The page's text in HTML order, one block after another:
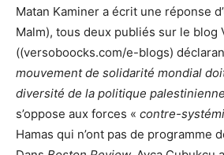
Matan Kaminer a écrit une réponse
Malm), tous deux publiés sur le blog
((versoboocks.com/e-blogs)
mouvement de solidarité mondial
diversité de la politique palestinienne
s’oppose aux forces « contre-
Hamas qui n’ont pas de programme